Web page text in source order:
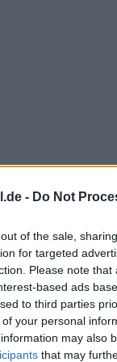
- Do Not
of the sale,
for targeted
Please note
based ads
to third parties
your personal
may also
that may
nicht mit